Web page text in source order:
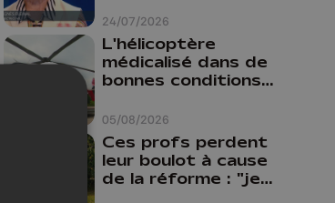
24/07/2026
05/08/2026
L'hélicoptère
médicalisé dans de
bonnes conditions à
Ces profs perdent
leur boulot à cause
de la réforme : "je